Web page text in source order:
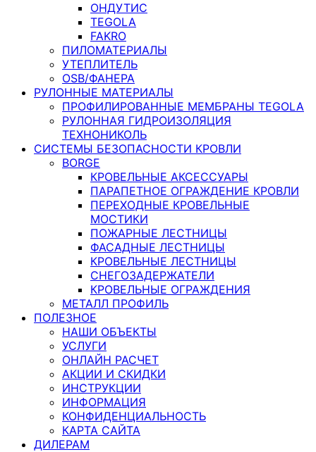
ОНДУТИС
TEGOLA
FAKRO
ПИЛОМАТЕРИАЛЫ
УТЕПЛИТЕЛЬ
OSB/ФАНЕРА
РУЛОННЫЕ МАТЕРИАЛЫ
ПРОФИЛИРОВАННЫЕ МЕМБРАНЫ TEGOLA
РУЛОННАЯ ГИДРОИЗОЛЯЦИЯ
ТЕХНОНИКОЛЬ
СИСТЕМЫ БЕЗОПАСНОСТИ КРОВЛИ
BORGE
КРОВЕЛЬНЫЕ АКСЕССУАРЫ
ПАРАПЕТНОЕ ОГРАЖДЕНИЕ КРОВЛИ
ПЕРЕХОДНЫЕ КРОВЕЛЬНЫЕ
МОСТИКИ
ПОЖАРНЫЕ ЛЕСТНИЦЫ
ФАСАДНЫЕ ЛЕСТНИЦЫ
КРОВЕЛЬНЫЕ ЛЕСТНИЦЫ
СНЕГОЗАДЕРЖАТЕЛИ
КРОВЕЛЬНЫЕ ОГРАЖДЕНИЯ
МЕТАЛЛ ПРОФИЛЬ
ПОЛЕЗНОЕ
НАШИ ОБЪЕКТЫ
УСЛУГИ
ОНЛАЙН РАСЧЕТ
АКЦИИ И СКИДКИ
ИНСТРУКЦИИ
ИНФОРМАЦИЯ
КОНФИДЕНЦИАЛЬНОСТЬ
КАРТА САЙТА
ДИЛЕРАМ